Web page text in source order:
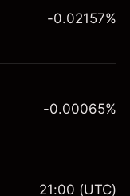
$1,000.00
-0.02157%
-0.00065%
21:00 (UTC)